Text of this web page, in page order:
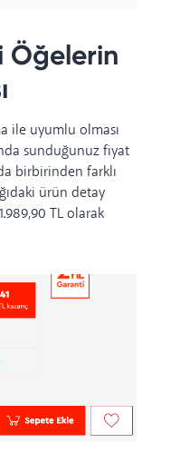
Öğelerin
ile uyumlu olması
sunduğunuz fiyat
birbirinden farklı
ürün detay
TL olarak